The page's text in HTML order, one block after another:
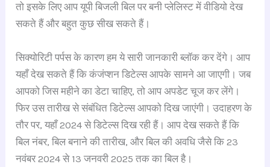
तो इसके लिए आप यूपी बिजली बिल पर बनी प्लेलिस्ट में वीडियो देख
सकते हैं और बहुत कुछ सीख सकते हैं।
सिक्योरिटी पर्पस के कारण हम ये सारी जानकारी ब्लॉक कर देंगे। आप
यहाँ देख सकते हैं कि कंजंप्शन डिटेल्स आपके सामने आ जाएगी। जब
आपको जिस महीने का डेटा चाहिए, तो आप अपडेट चूज कर लेंगे।
फिर उस तारीख से संबंधित डिटेल्स आपको दिख जाएंगी। उदाहरण के
तौर पर, यहाँ 2024 से डिटेल्स दिख रही हैं। आप देख सकते हैं कि
बिल नंबर, बिल बनाने की तारीख, और बिल की अवधि जैसे कि 23
नवंबर 2024 से 13 जनवरी 2025 तक का बिल है।